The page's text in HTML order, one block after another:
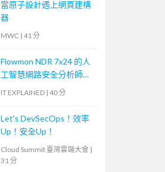
當原子設計遇上網頁建構
器
MWC | 41 分
Flowmon NDR 7x24 的人
工智慧網路安全分析師如
何快速掌握網路偵測與回
IT EXPLAINED | 40 分
Let's DevSecOps！效率
Up！安全Up！
Cloud Summit 臺灣雲端大會 |
31 分